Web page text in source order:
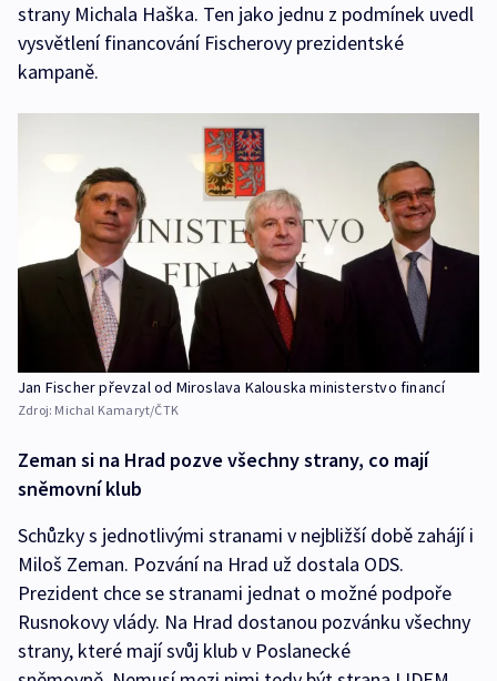
strany Michala Haška. Ten jako jednu z podmínek uvedl
vysvětlení financování Fischerovy prezidentské
kampaně.
Jan Fischer převzal od Miroslava Kalouska ministerstvo financí
Zdroj: Michal Kamaryt/ČTK
Zeman si na Hrad pozve všechny strany, co mají
sněmovní klub
Schůzky s jednotlivými stranami v nejbližší době zahájí i
Miloš Zeman. Pozvání na Hrad už dostala ODS.
Prezident chce se stranami jednat o možné podpoře
Rusnokovy vlády. Na Hrad dostanou pozvánku všechny
strany, které mají svůj klub v Poslanecké